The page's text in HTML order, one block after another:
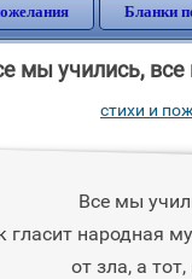
Бланки
мы учились,
стихи и
Все мы
гласит народная
от зла, а